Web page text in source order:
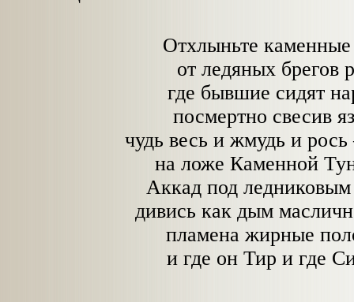
Отхлыньте
от ледяных брегов
где бывшие сидят
посмертно свесив
чудь весь и жмудь и рось
на ложе Каменной
Аккад под
дивись как дым
пламена жирные
и где он Тир и где